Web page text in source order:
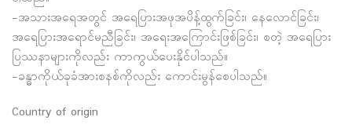
-အသားအရေအတွင် အရေပြားအဖုအပိန့်ထွက်ခြင်း၊ နေလောင်ခြင်း၊
အရေပြားအရောင်မညီခြင်း၊ အရေးအကြောင်းဖြစ်ခြင်း၊ စတဲ့ အရေပြား
ပြဿနာများကိုလည်း ကာကွယ်ပေးနိုင်ပါသည်။
-ခန္ဓာကိုယ်ခုခံအားစနစ်ကိုလည်း ကောင်းမွန်စေပါသည်။
Country of origin